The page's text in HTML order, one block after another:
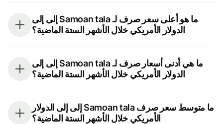
ما هو أعلى سعر صرف لـ Samoan tala إلى إلى
الدولار الأمريكي خلال الأشهر الستة الماضية؟
ما هي أدنى أسعار صرف لـ Samoan tala إلى إلى
الدولار الأمريكي خلال الأشهر الستة الماضية؟
ما متوسط سعر صرف Samoan tala إلى إلى الدولار
الأمريكي خلال الأشهر الستة الماضية؟